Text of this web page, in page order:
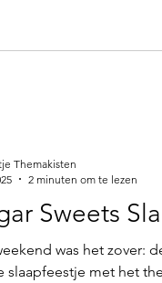
Sweets
was het zover:
met het thema Sugar Sweets
Themakisten
2 minuten om te lezen